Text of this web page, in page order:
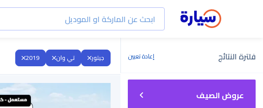
فلترة النتائج إعادة تعيين
عروض الصيف
جيتور تي وان 2019